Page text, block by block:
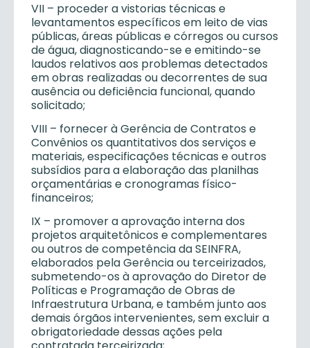
VII – proceder a vistorias técnicas e
levantamentos específicos em leito de vias
públicas, áreas públicas e córregos ou cursos
de água, diagnosticando-se e emitindo-se
laudos relativos aos problemas detectados
em obras realizadas ou decorrentes de sua
ausência ou deficiência funcional, quando
solicitado;
VIII – fornecer à Gerência de Contratos e
Convênios os quantitativos dos serviços e
materiais, especificações técnicas e outros
subsídios para a elaboração das planilhas
orçamentárias e cronogramas físico-
financeiros;
IX – promover a aprovação interna dos
projetos arquitetônicos e complementares
ou outros de competência da SEINFRA,
elaborados pela Gerência ou terceirizados,
submetendo-os à aprovação do Diretor de
Políticas e Programação de Obras de
Infraestrutura Urbana, e também junto aos
demais órgãos intervenientes, sem excluir a
obrigatoriedade dessas ações pela